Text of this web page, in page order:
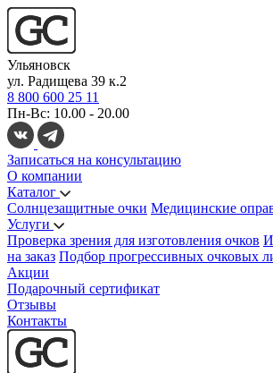
Ульяновск
ул. Радищева 39 к.2
8 800 600 25 11
Пн-Вс: 10.00 - 20.00
Записаться на консультацию
О компании
Каталог
Солнцезащитные очки Медицинские
Услуги
Проверка зрения для изготовления очков
на заказ Подбор прогрессивных очковых
Акции
Подарочный сертификат
Отзывы
Контакты